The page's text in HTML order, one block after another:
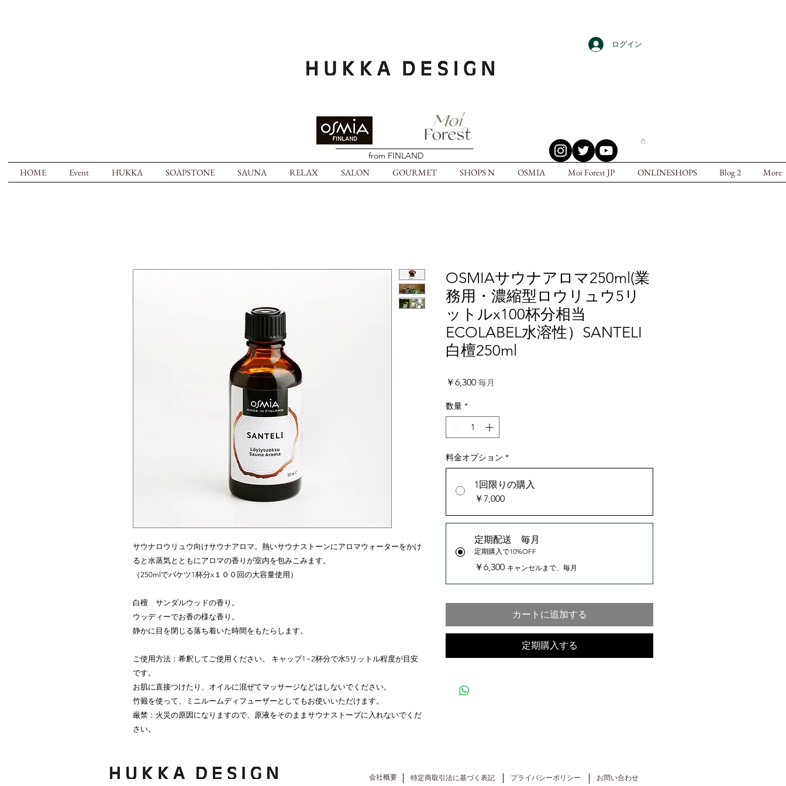
ログイン
from FINLAND
HOME Event HUKKA SOAPSTONE SAUNA RELAX SALON GOURMET SHOPS N OSMIA Moi Forest JP ONLINESHOPS Blog 2 More
サウナロウリュウ向けサウナアロマ。熱いサウナストーンにアロマウォーターをかけ
ると水蒸気とともにアロマの香りが室内を包みこみます。
（250mlでバケツ1杯分x１００回の大容量使用）
白檀 サンダルウッドの香り。
ウッディーでお香の様な香り。
静かに目を閉じる落ち着いた時間をもたらします。
ご使用方法：希釈してご使用ください。 キャップ1~2杯分で水5リットル程度が目安
です。
お肌に直接つけたり、オイルに混ぜてマッサージなどはしないでください。
竹籤を使って、ミニルームディフューザーとしてもお使いいただけます。
厳禁：火災の原因になりますので、原液をそのままサウナストーブに入れないでくだ
さい。
OSMIAサウナアロマ250ml(業
務用・濃縮型ロウリュウ5リ
ットルx100杯分相当
ECOLABEL水溶性）SANTELI
白檀250ml
￥6,300価
毎月
数量 *
料金オプション *
1回限りの購入
￥7,000
定期配送 毎月
定期購入で10%OFF
￥6,300 キャンセルまで、毎月
カートに追加する
定期購入する
会社概要 ​特定商取引法に基づく表記 ​プライバシーポリシー お問い合わせ